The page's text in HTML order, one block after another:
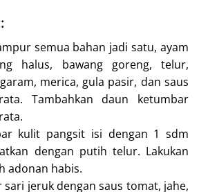
semua bahan jadi satu, ayam
halus, bawang goreng, telur,
merica, gula pasir, dan saus
Tambahkan daun ketumbar
kulit pangsit isi dengan 1 sdm
dengan putih telur. Lakukan
adonan habis.
sari jeruk dengan saus tomat, jahe,